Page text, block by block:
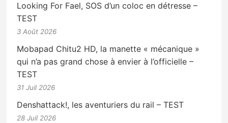
Looking For Fael, SOS d’un coloc en détresse –
TEST
3 Août 2026
Mobapad Chitu2 HD, la manette « mécanique »
qui n’a pas grand chose à envier à l’officielle –
TEST
31 Juil 2026
Denshattack!, les aventuriers du rail – TEST
28 Juil 2026